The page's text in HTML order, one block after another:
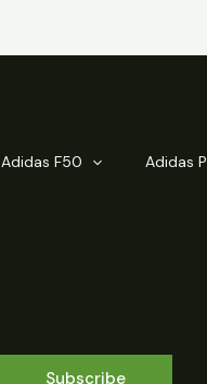
Adidas F50 Adidas
Subscribe